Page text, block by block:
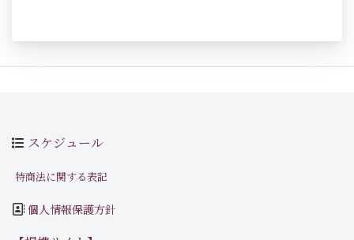
スケジュール
特商法に関する表記
個人情報保護方針